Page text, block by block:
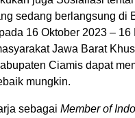
sedang berlangsung di
16 Oktober 2023 – 16
Jawa Barat
Ciamis dapat
mungkin.
sebagai Member of